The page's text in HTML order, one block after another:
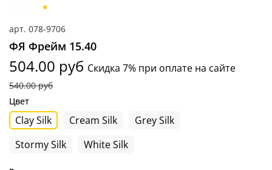
арт. 078-9706
ФЯ Фрейм 15.40
504.00 руб Скидка 7% при оплате на сайте
540.00 руб
Цвет
Clay Silk Cream Silk
Grey Silk
Stormy Silk
White Silk